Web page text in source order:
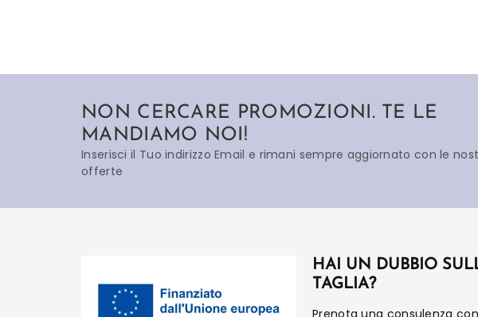
NON CERCARE PROMOZIONI. TE LE
MANDIAMO NOI!
Inserisci il Tuo indirizzo Email e rimani sempre aggiornato con le
offerte
HAI UN DUBBIO
TAGLIA?